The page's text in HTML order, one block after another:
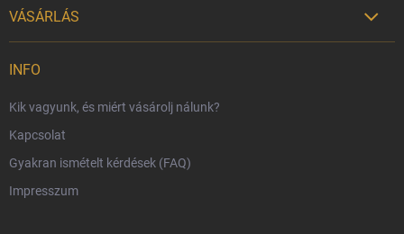
VÁSÁRLÁS 
Harry Potter bolt Magyarország
Rendelésem
Reklamáció és visszáru
Hűségprogram
INFO
Kik vagyunk, és miért vásárolj nálunk?
Kapcsolat
Gyakran ismételt kérdések (FAQ)
Impresszum